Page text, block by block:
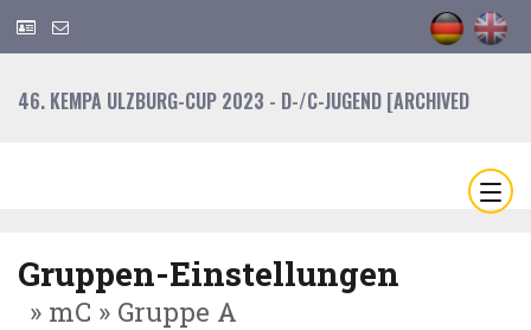
46. KEMPA ULZBURG-CUP 2023 - D-/C-JUGEND [ARCHIVED
Gruppen-Einstellungen
» mC » Gruppe A